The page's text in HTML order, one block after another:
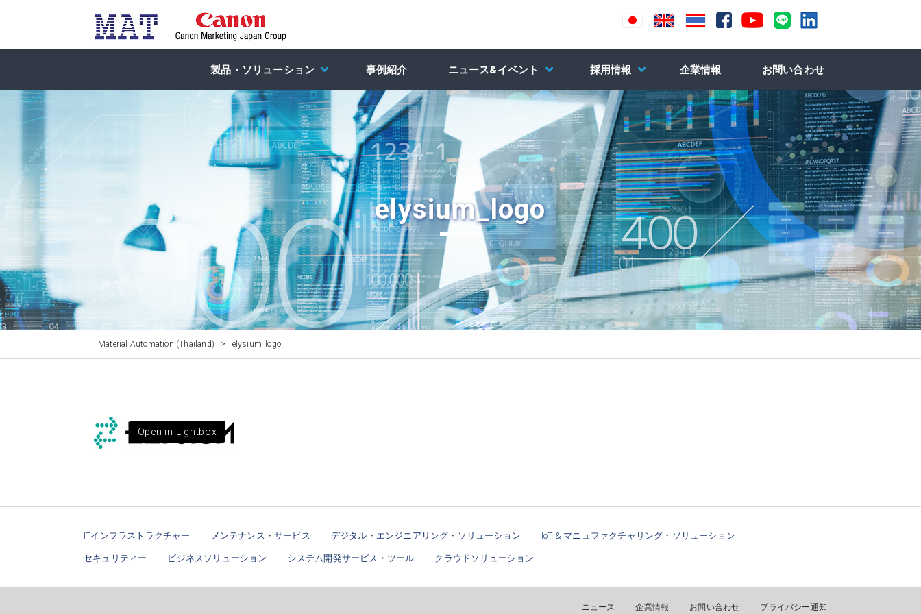
製品・ソリューション 事例紹介 ニュース&イベント 採用情報 企業情報 お問い合わせ
elysium_logo
Material Automation (Thailand) > elysium_logo
Open in Lightbox
ITインフラストラクチャー メンテナンス・サービス デジタル・エンジニアリング・ソリューション IoT & マニュファクチャリング・ソリューション
セキュリティー ビジネスソリューション システム開発サービス・ツール クラウドソリューション
ニュース 企業情報 お問い合わせ プライバシー通知